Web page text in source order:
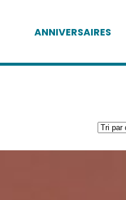
ANNIVERSAIRES